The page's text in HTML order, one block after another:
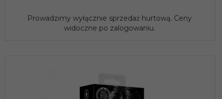
Prowadzimy wyłącznie sprzedaż hurtową. Ceny
widoczne po zalogowaniu.